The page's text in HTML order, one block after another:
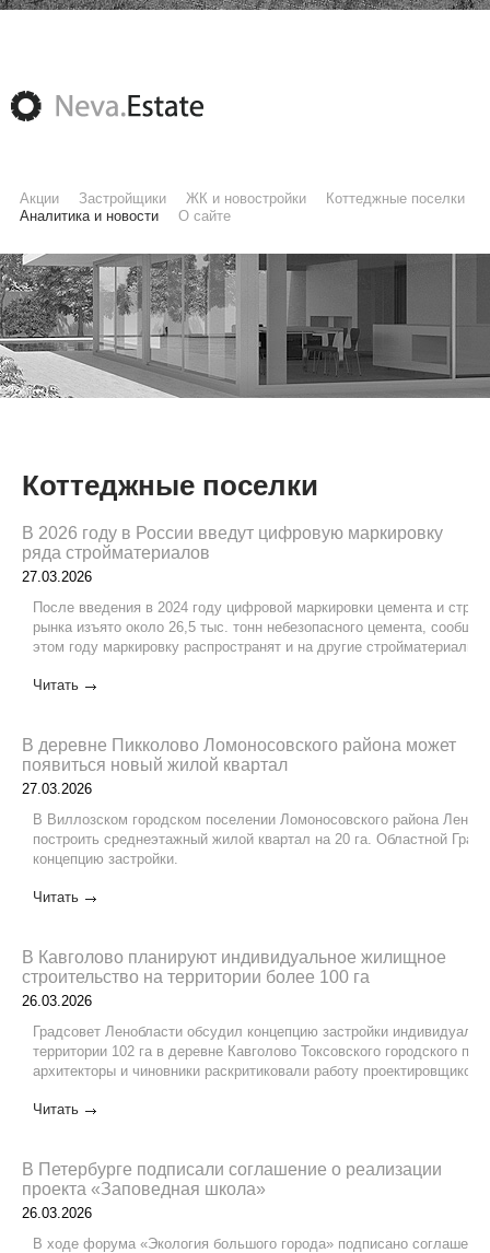
Акции Застройщики ЖК и новостройки
Коттеджные поселки
Аналитика и новости
О сайте
Коттеджные поселки
В 2026 году в России введут цифровую маркировку
ряда стройматериалов
27.03.2026
После введения в 2024 году цифровой маркировки цемента и
рынка изъято около 26,5 тыс. тонн небезопасного цемента,
этом году маркировку распространят и на другие стройматериалы
Читать
В деревне Пикколово Ломоносовского района может
появиться новый жилой квартал
27.03.2026
В Виллозском городском поселении Ломоносовского района
построить среднеэтажный жилой квартал на 20 га. Областной
концепцию застройки.
Читать
В Кавголово планируют индивидуальное жилищное
строительство на территории более 100 га
26.03.2026
Градсовет Ленобласти обсудил концепцию застройки
территории 102 га в деревне Кавголово Токсовского городского
архитекторы и чиновники раскритиковали работу проектировщиков.
Читать
В Петербурге подписали соглашение о реализации
проекта «Заповедная школа»
26.03.2026
В ходе форума «Экология большого города» подписано